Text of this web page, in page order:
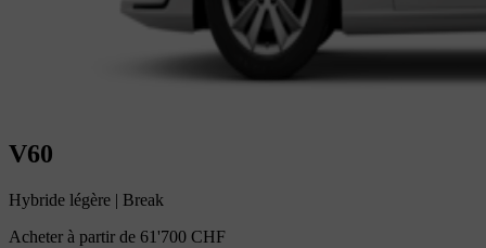
V60
Hybride légère | Break
Acheter à partir de 61'700 CHF